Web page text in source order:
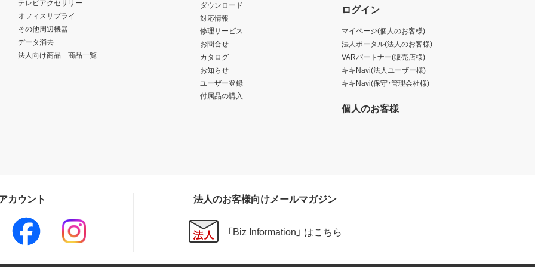
テレビアクセサリー
オフィスサプライ
その他周辺機器
データ消去
法人向け商品 商品一覧
ダウンロード
対応情報
修理サービス
お問合せ
カタログ
お知らせ
ユーザー登録
付属品の購入
ログイン
マイページ(個人のお客様)
法人ポータル(法人のお客様)
VARパートナー(販売店様)
キキNavi(法人ユーザー様)
キキNavi(保守・管理会社様)
個人のお客様
カウント 法人のお客様向けメールマガジン
「Biz Information」 はこちら